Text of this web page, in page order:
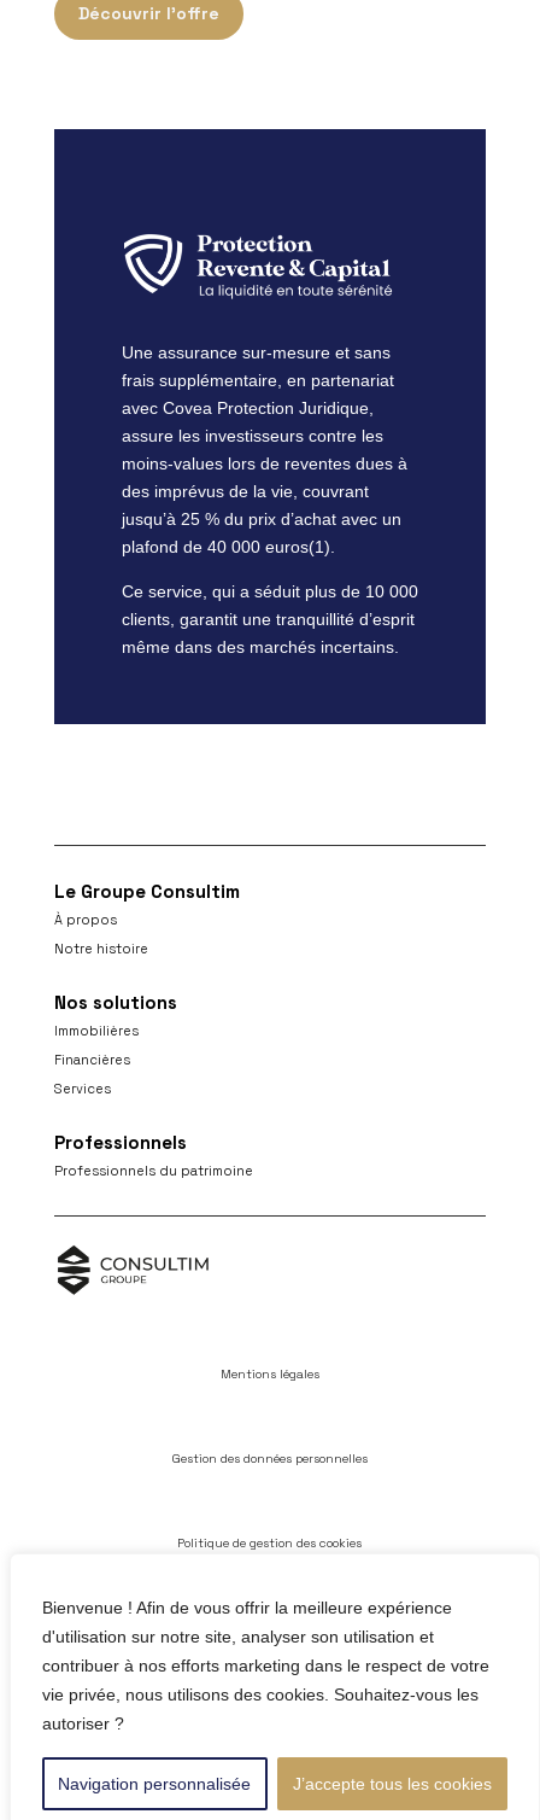
Bienvenue ! Afin de vous offrir la meilleure expérience
d'utilisation sur notre site, analyser son utilisation et
contribuer à nos efforts marketing dans le respect de votre
vie privée, nous utilisons des cookies. Souhaitez-vous les
autoriser ?
Navigation personnalisée J’accepte tous les cookies
Découvrir l'offre
Une assurance sur-mesure et sans
frais supplémentaire, en partenariat
avec Covea Protection Juridique,
assure les investisseurs contre les
moins-values lors de reventes dues à
des imprévus de la vie, couvrant
jusqu’à 25 % du prix d’achat avec un
plafond de 40 000 euros(1).
Ce service, qui a séduit plus de 10 000
clients, garantit une tranquillité d’esprit
même dans des marchés incertains.
Le Groupe Consultim
À propos
Notre histoire
Nos solutions
Immobilières
Financières
Services
Professionnels
Professionnels du patrimoine
Mentions légales
Gestion des données personnelles
Politique de gestion des cookies
Conditions générales d’utilisation